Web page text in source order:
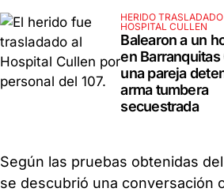
HERIDO TRASLADADO
HOSPITAL CULLEN
Balearon a un
en Barranquitas
una pareja
arma tumbera
secuestrada
Según las pruebas obtenidas
se descubrió una conversación